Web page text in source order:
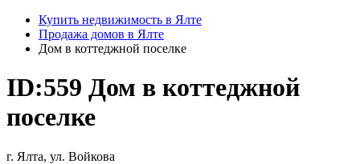
Купить недвижимость в Ялте
Продажа домов в Ялте
Дом в коттеджной поселке
ID:559 Дом в коттеджной
поселке
г. Ялта, ул. Войкова